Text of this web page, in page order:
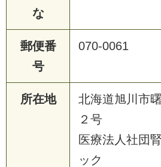
な
郵便番
号
070-0061
所在地
北海道旭川市
２号
医療法人社団
ック